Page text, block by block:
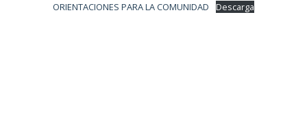
ORIENTACIONES PARA LA COMUNIDAD
Descarga